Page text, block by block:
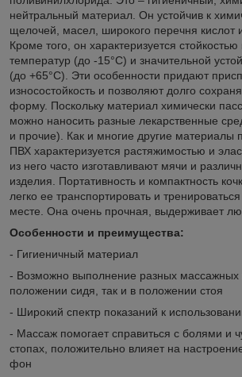
нейтральный материал. Он устойчив к
щелочей, масел, широкого перечня кислот
Кроме того, он характеризуется
температур (до -15°C) и значительной
(до +65°С). Эти особенности придают
износостойкость и позволяют долго
форму. Поскольку материал химически
можно наносить разные лекарственные
и прочие). Как и многие другие материалы
ПВХ характеризуется растяжимостью и
из него часто изготавливают мячи и
изделия. Портативность и компактность
легко ее транспортировать и
месте. Она очень прочная, выдерживает
Особенности и преимущества:
- Гигиеничный материал
- Возможно выполнение разных массажных
положении сидя, так и в положении стоя
- Широкий спектр показаний к
- Массаж помогает справиться с болями и
стопах, положительно влияет на
фон